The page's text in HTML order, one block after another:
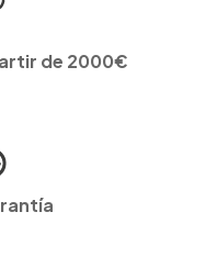
de 2000€